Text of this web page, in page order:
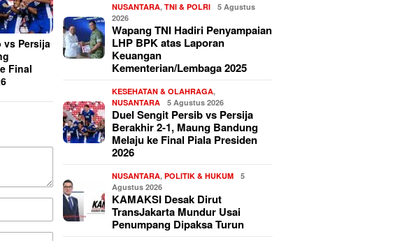
vs Persija
Final
NUSANTARA,TNI & POLRI
5 Agustus
2026
Wapang TNI Hadiri Penyampaian
LHP BPK atas Laporan
Keuangan
Kementerian/Lembaga 2025
KESEHATAN & OLAHRAGA,
NUSANTARA
5 Agustus 2026
Duel Sengit Persib vs Persija
Berakhir 2-1, Maung Bandung
Melaju ke Final Piala Presiden
2026
NUSANTARA,POLITIK & HUKUM
5
Agustus 2026
KAMAKSI Desak Dirut
TransJakarta Mundur Usai
Penumpang Dipaksa Turun